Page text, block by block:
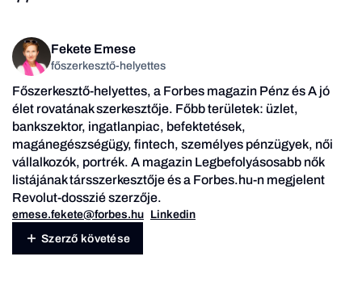
Fekete Emese
főszerkesztő-helyettes
Főszerkesztő-helyettes, a Forbes magazin Pénz és A jó
élet rovatának szerkesztője. Főbb területek: üzlet,
bankszektor, ingatlanpiac, befektetések,
magánegészségügy, fintech, személyes pénzügyek, női
vállalkozók, portrék. A magazin Legbefolyásosabb nők
listájának társszerkesztője és a Forbes.hu-n megjelent
Revolut-dosszié szerzője.
emese.fekete@forbes.hu Linkedin
Szerző követése